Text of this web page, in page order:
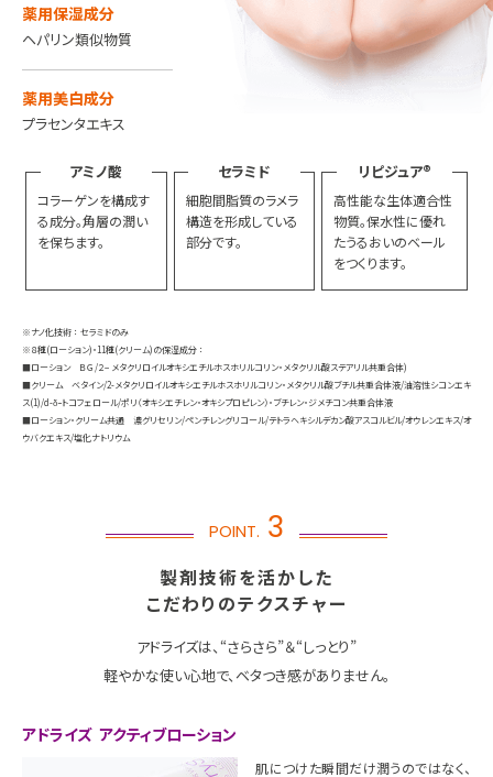
薬用保湿成分
ヘパリン類似物質
薬用美白成分
プラセンタエキス
アミノ酸
コラーゲンを構成す
る成分。角層の潤い
を保ちます。
セラミド
細胞間脂質のラメラ
構造を形成している
部分です。
リピジュア®
高性能な生体適合性
物質。保水性に優れ
たうるおいのベール
をつくります。
※ナノ化技術 ： セラミドのみ
※８種(ローション)・11種(クリーム)の保湿成分 ：
■ローション ＢＧ/２− メタクリロイルオキシエチルホスホリルコリン・メタクリル酸ステアリル共重合体)
■クリーム ベタイン/2-メタクリロイルオキシエチルホスホリルコリン・メタクリル酸ブチル共重合体液/油溶性シコンエキ
ス(1)/d-δｰトコフェロール/ポリ（オキシエチレン・オキシプロピレン）・ブチレン・ジメチコン共重合体液
■ローション・クリーム共通 濃グリセリン/ペンチレングリコール/テトラヘキシルデカン酸アスコルビル/オウレンエキス/オ
ウバクエキス/塩化ナトリウム
POINT. 3
製剤技術を活かした
こだわりのテクスチャー
アドライズは、“さらさら”＆“しっとり”
軽やかな使い心地で、ベタつき感がありません。
アドライズ アクティブローション
肌につけた瞬間だけ潤うのではなく、